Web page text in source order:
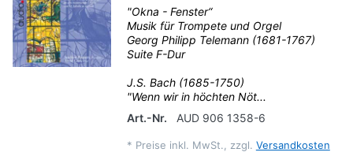
"Okna - Fenster“
Musik für Trompete und Orgel
Georg Philipp Telemann (1681-1767)
Suite F-Dur
J.S. Bach (1685-1750)
"Wenn wir in höchten Nöt...
Art.-Nr.
AUD 906 1358-6
* Preise inkl. MwSt., zzgl. Versandkosten